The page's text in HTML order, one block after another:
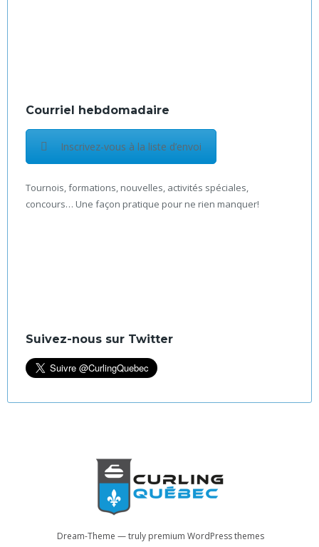
Courriel hebdomadaire
Inscrivez-vous à la liste d’envoi
Tournois, formations, nouvelles, activités spéciales,
concours… Une façon pratique pour ne rien manquer!
Suivez-nous sur Twitter
Dream-Theme — truly premium WordPress themes